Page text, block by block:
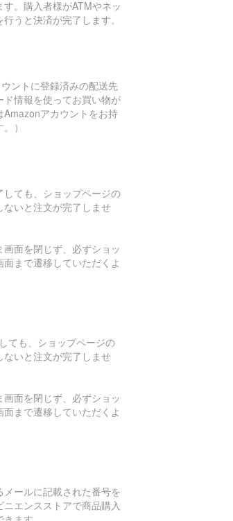
。購入者様がATMやネッ
うと決済が完了します。
ントに登録済みの配送先
情報を使ってお買い物が
Amazonアカウントをお持
）
ても、ショップページの
いと注文が完了しませ
面を閉じず、必ずショッ
まで遷移していただくよ
ても、ショップページの
いと注文が完了しませ
面を閉じず、必ずショッ
まで遷移していただくよ
ールに記載された番号を
エンスストアで商品購入